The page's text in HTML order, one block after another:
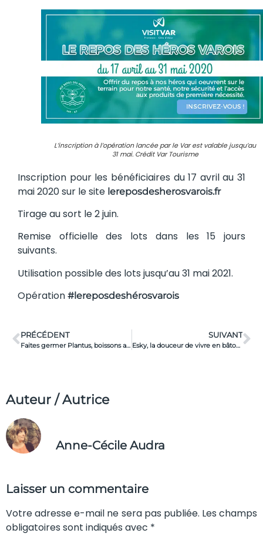
L’inscription à l’opération lancée par le Var est valable jusqu’au
31 mai. Crédit Var Tourisme
Inscription pour les bénéficiaires du 17 avril au 31
mai 2020 sur le site lereposdesherosvarois.fr
Tirage au sort le 2 juin.
Remise officielle des lots dans les 15 jours
suivants.
Utilisation possible des lots jusqu’au 31 mai 2021.
Opération #lereposdeshérosvarois
PRÉCÉDENT
Faites germer Plantus, boissons aux plantes infusées bio et locales
SUIVANT
Esky, la douceur de vivre en bâtonnet
Auteur / Autrice
Anne-Cécile Audra
Laisser un commentaire
Votre adresse e-mail ne sera pas publiée. Les champs
obligatoires sont indiqués avec *